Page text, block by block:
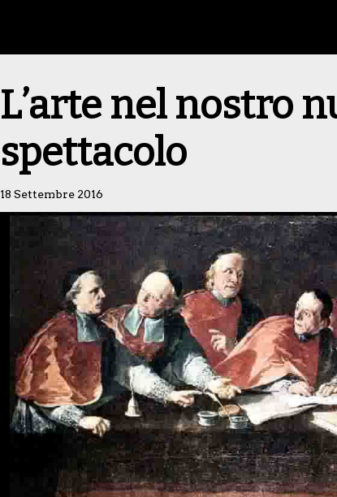
L’arte nel nostro
spettacolo
18 Settembre 2016